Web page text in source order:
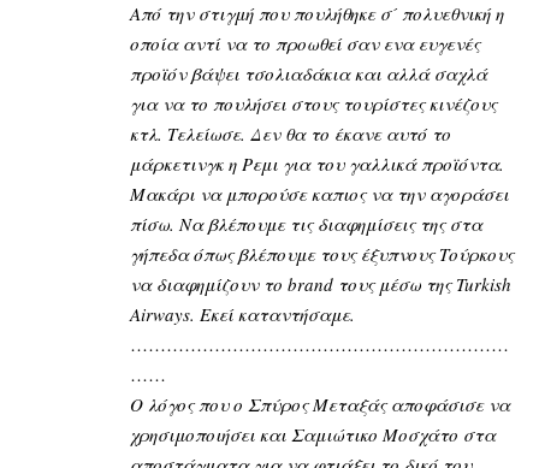
Από την στιγμή που πουλήθηκε σ´ πολυεθνική η
οποία αντί να το προωθεί σαν ενα ευγενές
προϊόν βάψει τσολιαδάκια και αλλά σαχλά
για να το πουλήσει στους τουρίστες κινέζους
κτλ. Τελείωσε. Δεν θα το έκανε αυτό το
μάρκετινγκ η Ρεμι για του γαλλικά προϊόντα.
Μακάρι να μπορούσε καπιος να την αγοράσει
πίσω. Να βλέπουμε τις διαφημίσεις της στα
γήπεδα όπως βλέπουμε τους έξυπνους Τούρκους
να διαφημίζουν το brand τους μέσω της Turkish
Airways. Εκεί καταντήσαμε.
………………………………………………………
……
Ο λόγος που ο Σπύρος Μεταξάς αποφάσισε να
χρησιμοποιήσει και Σαμιώτικο Μοσχάτο στα